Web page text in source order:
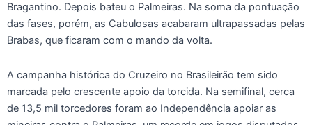
Bragantino. Depois bateu o Palmeiras. Na soma da pontuação
das fases, porém, as Cabulosas acabaram ultrapassadas pelas
Brabas, que ficaram com o mando da volta.
A campanha histórica do Cruzeiro no Brasileirão tem sido
marcada pelo crescente apoio da torcida. Na semifinal, cerca
de 13,5 mil torcedores foram ao Independência apoiar as